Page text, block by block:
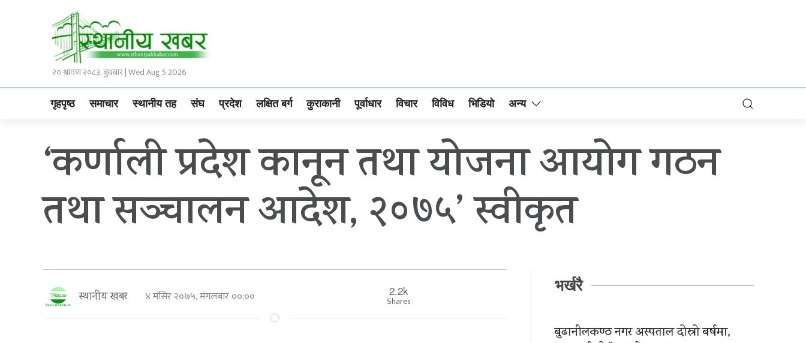
२० श्रावण २०८३, बुधबार | Wed Aug 5 2026
गृहपृष्ठ समाचार स्थानीय तह संघ प्रदेश लक्षित बर्ग कुराकानी पूर्वाधार विचार विविध भिडियो अन्य
‘कर्णाली प्रदेश कानून तथा योजना आयोग गठन
तथा सञ्चालन आदेश, २०७५’ स्वीकृत
स्थानीय खबर ४ मंसिर २०७५, मंगलबार ००:०० 2.2k
Shares
भर्खरै
बुढानीलकण्ठ नगर अस्पताल दोस्रो बर्षमा,